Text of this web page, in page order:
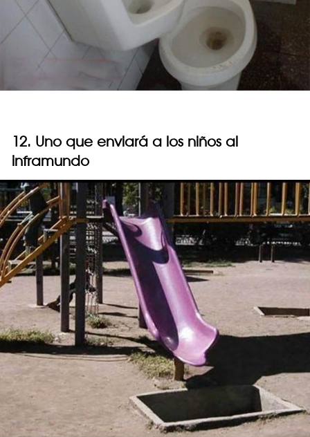
12. Uno que enviará a los niños al
inframundo